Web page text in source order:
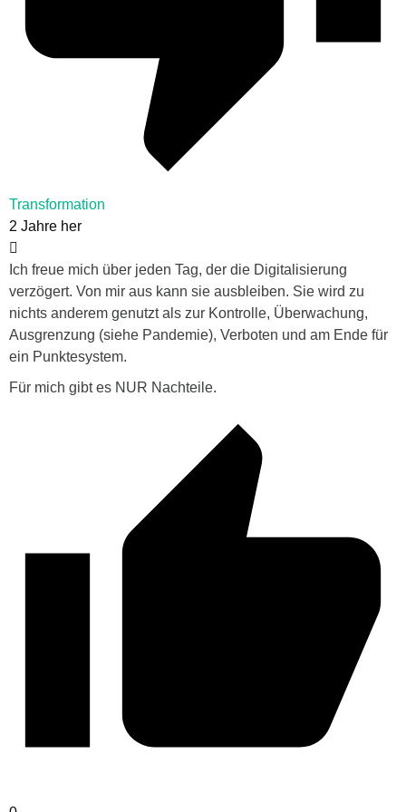
Transformation
2 Jahre her
Ich freue mich über jeden Tag, der die Digitalisierung
verzögert. Von mir aus kann sie ausbleiben. Sie wird zu
nichts anderem genutzt als zur Kontrolle, Überwachung,
Ausgrenzung (siehe Pandemie), Verboten und am Ende für
ein Punktesystem.
Für mich gibt es NUR Nachteile.